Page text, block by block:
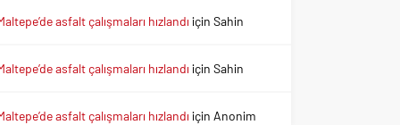
asfalt çalışmaları hızlandı içinSahin
asfalt çalışmaları hızlandı içinSahin
asfalt çalışmaları hızlandı için Anonim